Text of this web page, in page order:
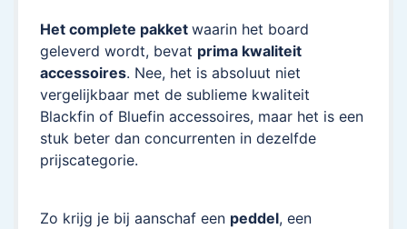
Het complete pakket waarin het board
geleverd wordt, bevat prima kwaliteit
accessoires. Nee, het is absoluut niet
vergelijkbaar met de sublieme kwaliteit
Blackfin of Bluefin accessoires, maar het is een
stuk beter dan concurrenten in dezelfde
prijscategorie.
Zo krijg je bij aanschaf een peddel, een